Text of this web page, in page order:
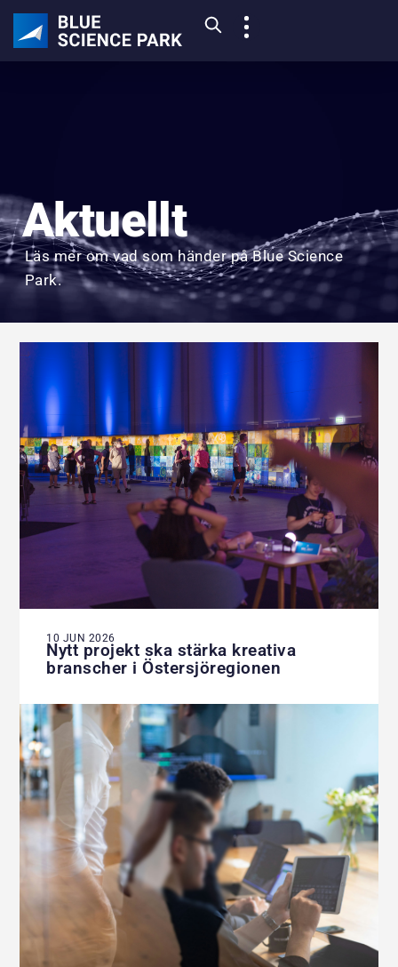
Aktuellt
Läs mer om vad som händer på Blue Science
Park.
10 JUN 2026
Nytt projekt ska stärka kreativa
branscher i Östersjöregionen